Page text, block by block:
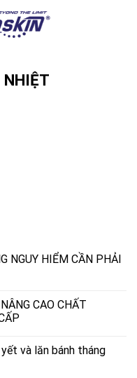
NHIỆT
NGUY HIỂM CẦN PHẢI
CAO CHẤT
và lăn bánh tháng